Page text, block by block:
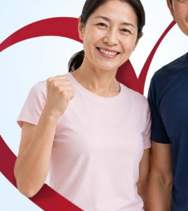
dạlà phương pháp hiệu
sĩ gây mê sẽ thực hiện tiêm
giác đau. Lúc này, sản phụ
còn nhận thấy cơn đau.
cổ tử cung đã mở rộng đến 3 cm
còn tùy thuộc vào quyết định của
sản phụ trước khi thực hiện kỹ
một cây kim được đưa vào
tổn thương tủy. Người mẹ cần